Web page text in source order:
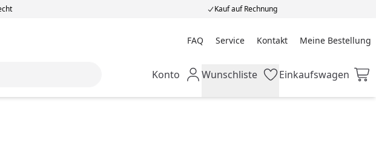
Kauf auf Rechnung
FAQ Service Kontakt Meine Bestellung
Meine Bestellung
Mein Konto
Konto Wunschliste
Wunschliste Einkaufswagen
Einkaufswagen